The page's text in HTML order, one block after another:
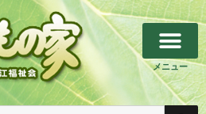
メニュー